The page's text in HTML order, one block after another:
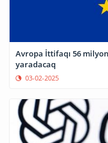
Avropa İttifaqı 56
yaradacaq
03-02-2025